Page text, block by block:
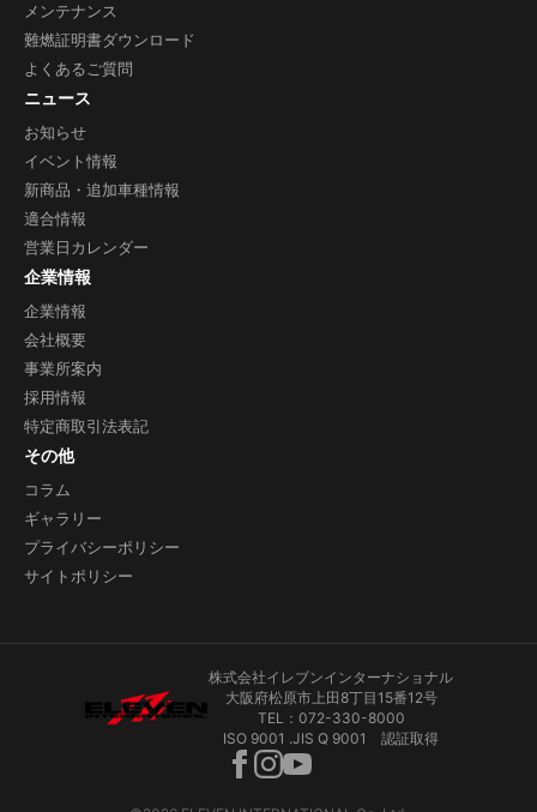
メンテナンス
難燃証明書ダウンロード
よくあるご質問
ニュース
お知らせ
イベント情報
新商品・追加車種情報
適合情報
営業日カレンダー
企業情報
企業情報
会社概要
事業所案内
採用情報
特定商取引法表記
その他
コラム
ギャラリー
プライバシーポリシー
サイトポリシー
株式会社イレブンインターナショナル
大阪府松原市上田8丁目15番12号
TEL：072-330-8000
ISO 9001 .JIS Q 9001 認証取得